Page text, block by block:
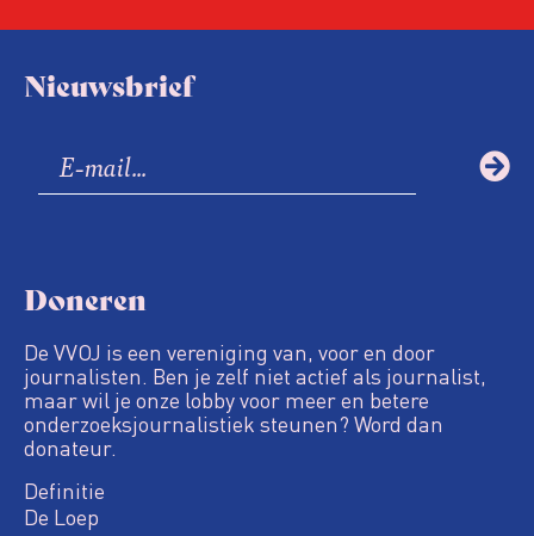
Nieuwsbrief
Doneren
De VVOJ is een vereniging van, voor en door
journalisten. Ben je zelf niet actief als journalist,
maar wil je onze lobby voor meer en betere
onderzoeksjournalistiek steunen? Word dan
donateur.
Definitie
De Loep